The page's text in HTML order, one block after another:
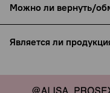
бренда (например,
Упаковка всегда
Можно ли вернуть/
ссылке:https://
Является ли